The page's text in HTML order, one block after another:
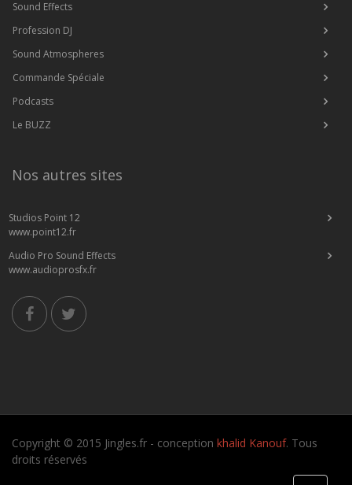
Sound Effects
Profession DJ
Sound Atmospheres
Commande Spéciale
Podcasts
Le BUZZ
Nos autres sites
Studios Point 12
www.point12.fr
Audio Pro Sound Effects
www.audioprosfx.fr
Copyright © 2015 Jingles.fr - conception khalid Kanouf. Tous
droits réservés